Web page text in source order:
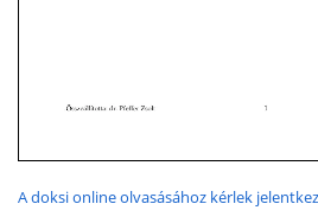
A doksi online olvasásához kérlek